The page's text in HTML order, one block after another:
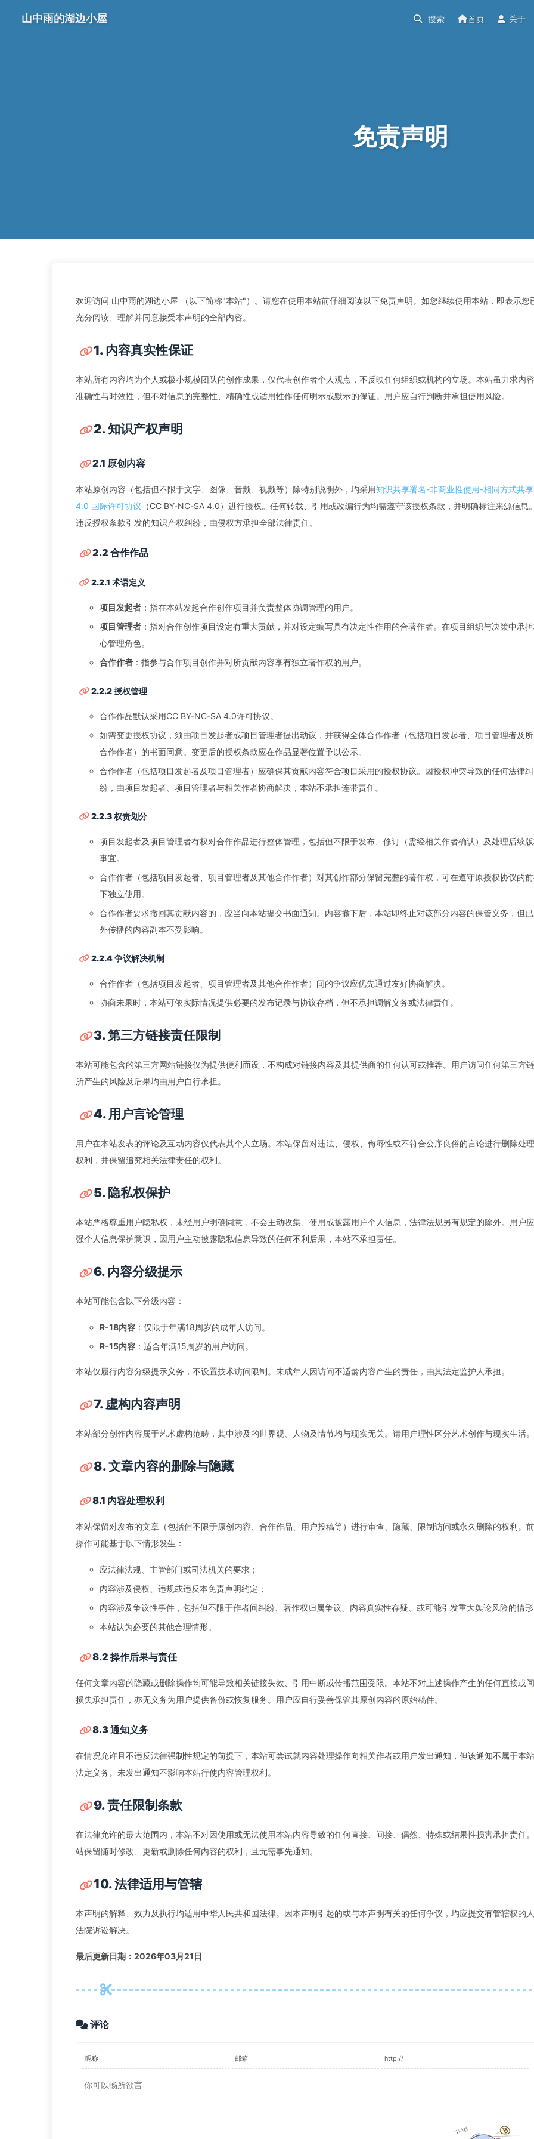
免责声明
山中雨的湖边小屋 首页 关于
欢迎访问 山中雨的湖边小屋 （以下简称"本站"）。请您在使用本站前仔细阅读以下免责声明。如您继续使用本站，即表示您
充分阅读、理解并同意接受本声明的全部内容。
1. 内容真实性保证
本站所有内容均为个人或极小规模团队的创作成果，仅代表创作者个人观点，不反映任何组织或机构的立场。本站虽力求内
准确性与时效性，但不对信息的完整性、精确性或适用性作任何明示或默示的保证。用户应自行判断并承担使用风险。
2. 知识产权声明
2.1 原创内容
本站原创内容（包括但不限于文字、图像、音频、视频等）除特别说明外，均采用知识共享署名-非商业性使用-相同方式共享
4.0 国际许可协议 （CC BY-NC-SA 4.0）进行授权。任何转载、引用或改编行为均需遵守该授权条款，并明确标注来源信息
违反授权条款引发的知识产权纠纷，由侵权方承担全部法律责任。
2.2 合作作品
2.2.1 术语定义
项目发起者 ：指在本站发起合作创作项目并负责整体协调管理的用户。
项目管理者 ：指对合作创作项目设定有重大贡献，并对设定编写具有决定性作用的合著作者。在项目组织与决策中承
心管理角色。
合作作者 ：指参与合作项目创作并对所贡献内容享有独立著作权的用户。
2.2.2 授权管理
合作作品默认采用CC BY-NC-SA 4.0许可协议。
如需变更授权协议，须由项目发起者或项目管理者提出动议，并获得全体合作作者（包括项目发起者、项目管理者及
合作作者）的书面同意。变更后的授权条款应在作品显著位置予以公示。
合作作者（包括项目发起者及项目管理者）应确保其贡献内容符合项目采用的授权协议。因授权冲突导致的任何法律纠
纷，由项目发起者、项目管理者与相关作者协商解决，本站不承担连带责任。
2.2.3 权责划分
项目发起者及项目管理者有权对合作作品进行整体管理，包括但不限于发布、修订（需经相关作者确认）及处理后续
事宜。
合作作者（包括项目发起者、项目管理者及其他合作作者）对其创作部分保留完整的著作权，可在遵守原授权协议的
下独立使用。
合作作者要求撤回其贡献内容的，应当向本站提交书面通知。内容撤下后，本站即终止对该部分内容的保管义务，但
外传播的内容副本不受影响。
2.2.4 争议解决机制
合作作者（包括项目发起者、项目管理者及其他合作作者）间的争议应优先通过友好协商解决。
协商未果时，本站可依实际情况提供必要的发布记录与协议存档，但不承担调解义务或法律责任。
3. 第三方链接责任限制
本站可能包含的第三方网站链接仅为提供便利而设，不构成对链接内容及其提供商的任何认可或推荐。用户访问任何第三方
所产生的风险及后果均由用户自行承担。
4. 用户言论管理
用户在本站发表的评论及互动内容仅代表其个人立场。本站保留对违法、侵权、侮辱性或不符合公序良俗的言论进行删除处
权利，并保留追究相关法律责任的权利。
5. 隐私权保护
本站严格尊重用户隐私权，未经用户明确同意，不会主动收集、使用或披露用户个人信息，法律法规另有规定的除外。用户
强个人信息保护意识，因用户主动披露隐私信息导致的任何不利后果，本站不承担责任。
6. 内容分级提示
本站可能包含以下分级内容：
R-18内容 ：仅限于年满18周岁的成年人访问。
R-15内容 ：适合年满15周岁的用户访问。
本站仅履行内容分级提示义务，不设置技术访问限制。未成年人因访问不适龄内容产生的责任，由其法定监护人承担。
7. 虚构内容声明
本站部分创作内容属于艺术虚构范畴，其中涉及的世界观、人物及情节均与现实无关。请用户理性区分艺术创作与现实生活。
8. 文章内容的删除与隐藏
8.1 内容处理权利
本站保留对发布的文章（包括但不限于原创内容、合作作品、用户投稿等）进行审查、隐藏、限制访问或永久删除的权利。
操作可能基于以下情形发生：
应法律法规、主管部门或司法机关的要求；
内容涉及侵权、违规或违反本免责声明约定；
内容涉及争议性事件，包括但不限于作者间纠纷、著作权归属争议、内容真实性存疑、或可能引发重大舆论风险的情
本站认为必要的其他合理情形。
8.2 操作后果与责任
任何文章内容的隐藏或删除操作均可能导致相关链接失效、引用中断或传播范围受限。本站不对上述操作产生的任何直接或
损失承担责任，亦无义务为用户提供备份或恢复服务。用户应自行妥善保管其原创内容的原始稿件。
8.3 通知义务
在情况允许且不违反法律强制性规定的前提下，本站可尝试就内容处理操作向相关作者或用户发出通知，但该通知不属于本
法定义务。未发出通知不影响本站行使内容管理权利。
9. 责任限制条款
在法律允许的最大范围内，本站不对因使用或无法使用本站内容导致的任何直接、间接、偶然、特殊或结果性损害承担责任
站保留随时修改、更新或删除任何内容的权利，且无需事先通知。
10. 法律适用与管辖
本声明的解释、效力及执行均适用中华人民共和国法律。因本声明引起的或与本声明有关的任何争议，均应提交有管辖权的
法院诉讼解决。
最后更新日期：2026年03月21日
评论